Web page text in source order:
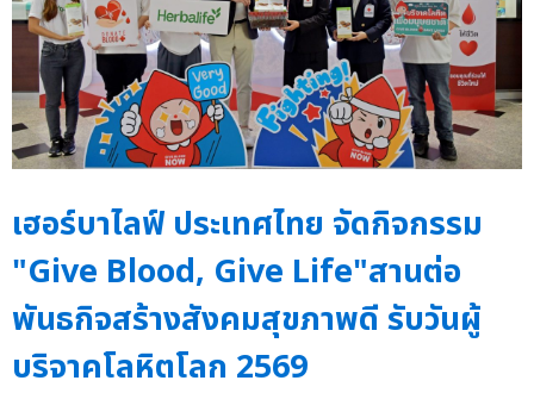
เฮอร์บาไลฟ์ ประเทศไทย จัดกิจกรรม
"Give Blood, Give Life"สานต่อ
พันธกิจสร้างสังคมสุขภาพดี รับวันผู้
บริจาคโลหิตโลก 2569